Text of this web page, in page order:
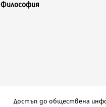
Философия
Достъп до обществена